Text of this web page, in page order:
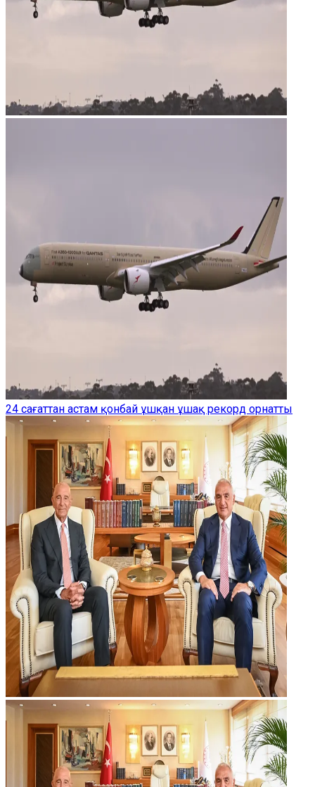
24 сағаттан астам қонбай ұшқан ұшақ рекорд орнатты